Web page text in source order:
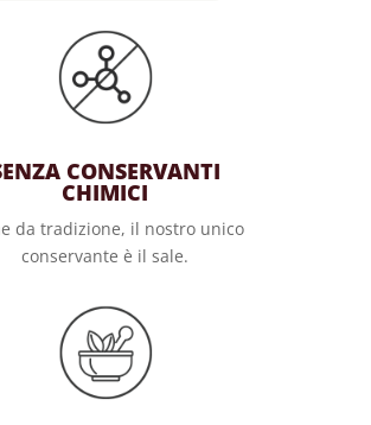
CONSERVANTI
CHIMICI
da tradizione, il nostro unico
conservante è il sale.